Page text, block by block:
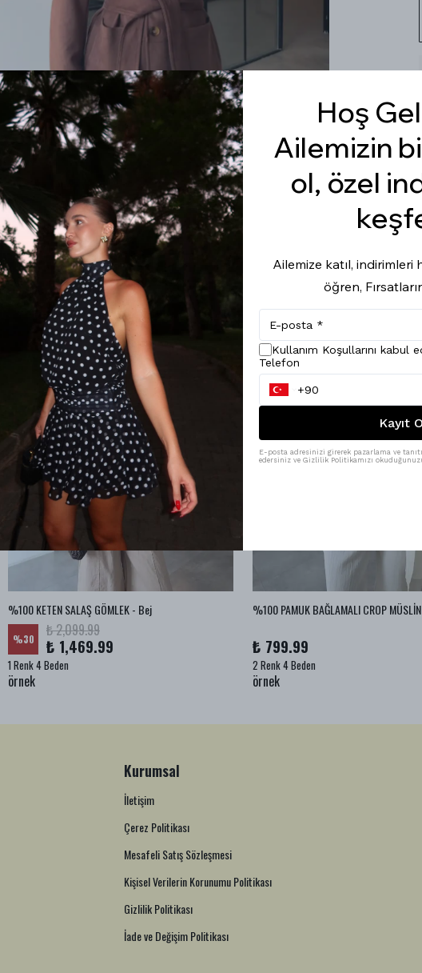
%100 KETEN SALAŞ GÖMLEK - Bej
%30 ₺ 2,099.99
₺ 1,469.99
1 Renk 4 Beden
örnek
₺ 799.99
2 Renk 4 Beden
örnek
Kurumsal
İletişim
Çerez Politikası
Mesafeli Satış Sözleşmesi
Kişisel Verilerin Korunumu Politikası
Gizlilik Politikası
İade ve Değişim Politikası
Hoş
Ailemizin
ol, özel
Ailemize katıl, indirimleri
öğren,
Kullanım Koşullarını kabul
Telefon
Kayıt
E-posta adresinizi girerek pazarlama ve
edersiniz ve Gizlilik Politikamızı